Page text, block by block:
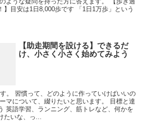
】目安は1日8,000歩です 「1日1万歩」という
【助走期間を設ける】できるだ
け、小さく小さく始めてみよう
。 習慣って、どのように作っていけばいいの
マについて、綴りたいと思います。 目標と達
英語学習、ランニング、筋トレなど、何かを
たいな、っ...